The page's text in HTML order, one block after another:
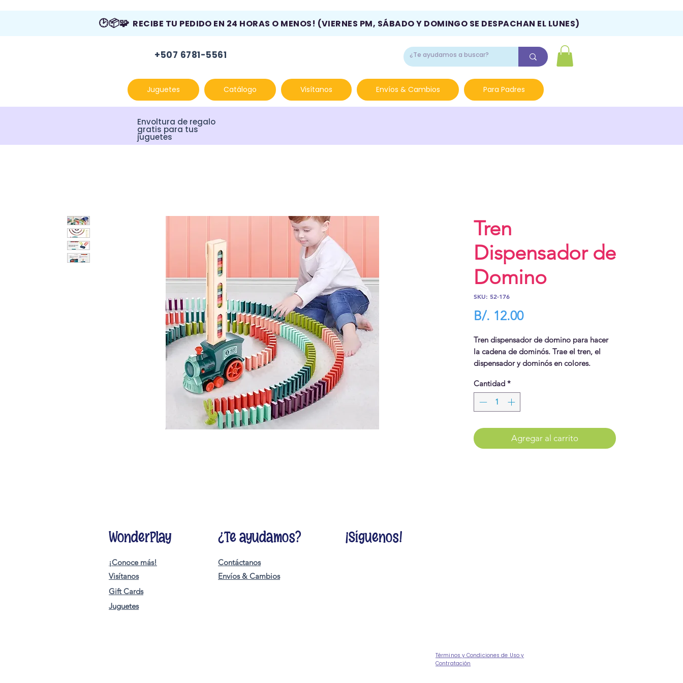
🕑📦🧩 RECIBE TU PEDIDO EN 24 HORAS O MENOS! (VIERNES PM, SÁBADO Y DOMINGO SE DESPACHAN EL LUNES)
+507 6781-5561
Juguetes Catálogo Visítanos Envíos & Cambios Para Padres
Envoltura de regalo
gratis para tus
juguetes
Tren
Dispensador de
Domino
SKU: 52-176
B/. 12.00Precio
Tren dispensador de domino para hacer
la cadena de dominós. Trae el tren, el
dispensador y dominós en colores.
de fichas para luego hacer el efecto
dominó.
Cantidad *
Agregar al carrito
WonderPlay
¡Conoce más!
Visítanos
¿Te ayudamos?
Contáctanos
¡Síguenos!
Envíos & Cambios
Gift Cards
Juguetes
Términos y Condiciones de Uso y
Contratación